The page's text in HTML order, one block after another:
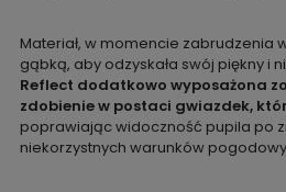
Materiał, w momencie zabrudzenia
gąbką, aby odzyskała swój piękny i
Reflect dodatkowo wyposażona
zdobienie w postaci gwiazdek,
poprawiając widoczność pupila po
niekorzystnych warunków